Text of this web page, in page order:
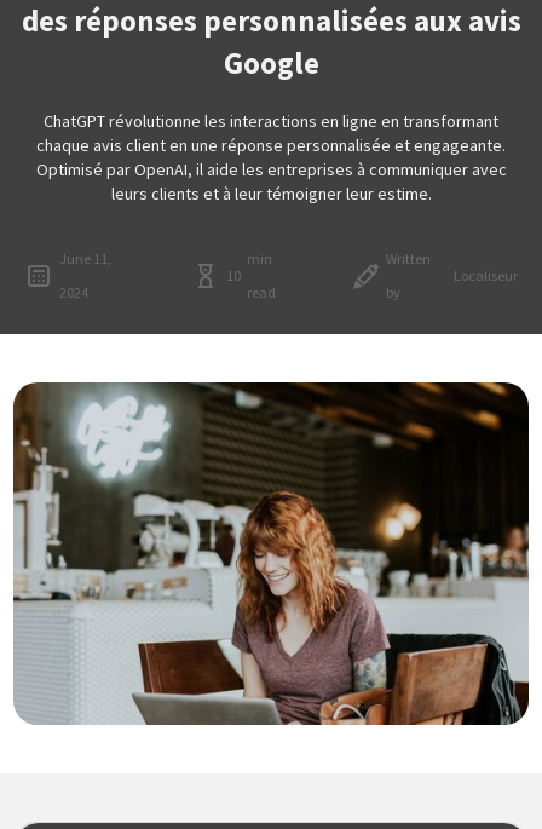
des réponses personnalisées aux avis
Google
ChatGPT révolutionne les interactions en ligne en transformant
chaque avis client en une réponse personnalisée et engageante.
Optimisé par OpenAI, il aide les entreprises à communiquer avec
leurs clients et à leur témoigner leur estime.
June 11,
2024
10
min
read
Written
by
Localiseur